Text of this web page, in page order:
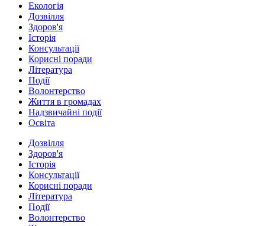
Екологія
Дозвілля
Здоров'я
Історія
Консультації
Корисні поради
Література
Події
Волонтерство
Життя в громадах
Надзвичайні події
Освіта
Дозвілля
Здоров'я
Історія
Консультації
Корисні поради
Література
Події
Волонтерство